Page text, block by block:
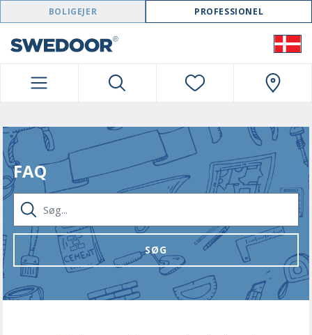
SWEDOOR NAVIGATION
BOLIGEJER PROFESSIONEL
FAQ
SØG...
SØG